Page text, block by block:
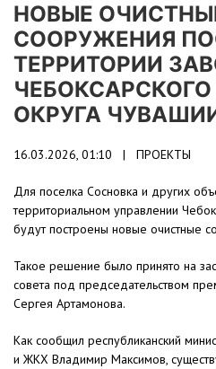
НОВЫЕ
СООРУЖЕНИЯ
ТЕРРИТОРИИ
ОКРУГА
16.03.2026, 01:10 | ПРОЕКТЫ
Для поселка Сосновка и других
территориальном управлении
будут построены новые очистные
Такое решение было принято на
совета под председательством
Сергея Артамонова.
Как сообщил республиканский
и ЖКХ Владимир Максимов,